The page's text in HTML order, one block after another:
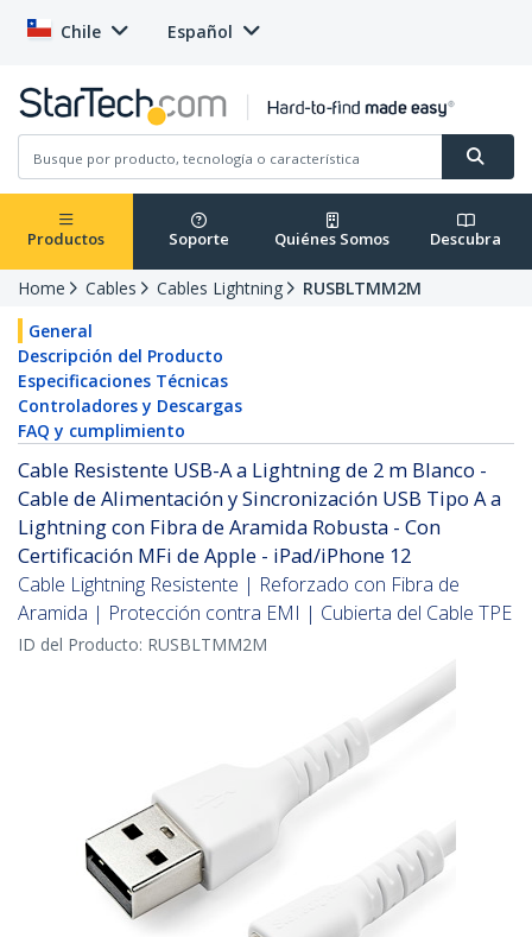
Chile Español
Productos Soporte Quiénes Somos Descubra
Home Cables Cables Lightning
RUSBLTMM2M
General
Descripción del Producto
Especificaciones Técnicas
Controladores y Descargas
FAQ y cumplimiento
Cable Resistente USB-A a Lightning de 2 m Blanco -
Cable de Alimentación y Sincronización USB Tipo A a
Lightning con Fibra de Aramida Robusta - Con
Certificación MFi de Apple - iPad/iPhone 12
Cable Lightning Resistente | Reforzado con Fibra de
Aramida | Protección contra EMI | Cubierta del Cable TPE
ID del Producto: RUSBLTMM2M